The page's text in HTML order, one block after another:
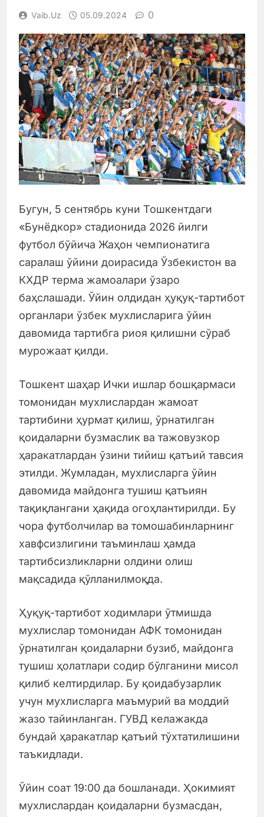
Vaib.uz 05.09.2024 0
Бугун, 5 сентябрь куни Тошкентдаги
«Бунёдкор» стадионида 2026 йилги
футбол бўйича Жаҳон чемпионатига
саралаш ўйини доирасида Ўзбекистон ва
КХДР терма жамоалари ўзаро
баҳслашади. Ўйин олдидан ҳуқуқ-тартибот
органлари ўзбек мухлисларига ўйин
давомида тартибга риоя қилишни сўраб
мурожаат қилди.
Тошкент шаҳар Ички ишлар бошқармаси
томонидан мухлислардан жамоат
тартибини ҳурмат қилиш, ўрнатилган
қоидаларни бузмаслик ва тажовузкор
ҳаракатлардан ўзини тийиш қатъий тавсия
этилди. Жумладан, мухлисларга ўйин
давомида майдонга тушиш қатъиян
тақиқлангани ҳақида огоҳлантирилди. Бу
чора футболчилар ва томошабинларнинг
хавфсизлигини таъминлаш ҳамда
тартибсизликларни олдини олиш
мақсадида қўлланилмоқда.
Ҳуқуқ-тартибот ходимлари ўтмишда
мухлислар томонидан АФК томонидан
ўрнатилган қоидаларни бузиб, майдонга
тушиш ҳолатлари содир бўлганини мисол
қилиб келтирдилар. Бу қоидабузарлик
учун мухлисларга маъмурий ва моддий
жазо тайинланган. ГУВД келажакда
бундай ҳаракатлар қатъий тўхтатилишини
таъкидлади.
Ўйин соат 19:00 да бошланади. Ҳокимият
мухлислардан қоидаларни бузмасдан,